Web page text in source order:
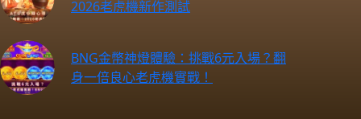
2026老虎機新作測試
BNG金幣神燈體驗：挑戰6元入場？翻
身一倍良心老虎機實戰！